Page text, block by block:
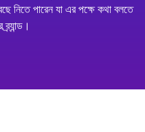
নিতে পারেন যা এর পক্ষে কথা বলতে